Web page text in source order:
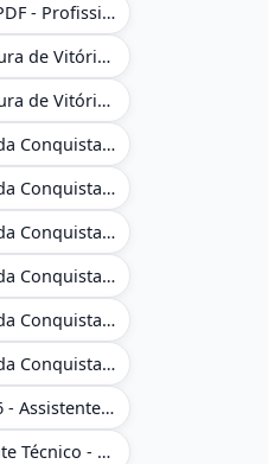
Apostila NAV Brasil 2026 em PDF - Profissional Técnico de Navegação Aérea - Operador de Torre de Controle
Caderno de Questões Prefeitura de Vitória da Conquista - BA - Conhecimentos Gerais - 450 Questões Gabaritadas
Caderno de Questões Prefeitura de Vitória da Conquista em PDF - BA - Conhecimentos Gerais - 450 Questões Gabaritadas
Combo Prefeitura de Vitória da Conquista - BA 2026 - Monitor Escolar (Educação Infantil e Cobertura das AC'S)
Combo Prefeitura de Vitória da Conquista - BA 2026 - Monitor Escolar (Educação Infantil e Cobertura das AC'S)
Combo Prefeitura de Vitória da Conquista - BA 2026 - Monitor Escolar (Suporte às Crianças com Deficiência)
Combo Prefeitura de Vitória da Conquista - BA 2026 - Monitor Escolar (Suporte às Crianças com Deficiência)
Combo Prefeitura de Vitória da Conquista - BA 2026 - Pedagogo - Zona Urbana e/ou Rural
Combo Prefeitura de Vitória da Conquista - BA 2026 - Pedagogo - Zona Urbana e/ou Rural
Apostila CAU-SP em PDF 2026 - Assistente Técnico - Administrativo
Curso CAU-SP 2026 - Assistente Técnico - Administrativo e Administrativo Regional